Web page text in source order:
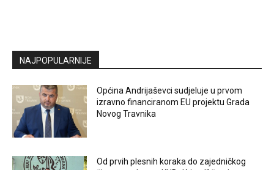
NAJPOPULARNIJE
Općina Andrijaševci sudjeluje u prvom
izravno financiranom EU projektu Grada
Novog Travnika
Od prvih plesnih koraka do zajedničkog